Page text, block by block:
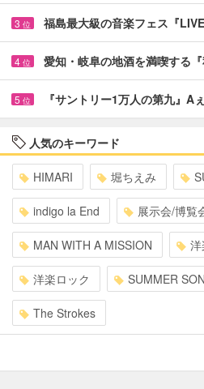
3 位 福島最大級の音楽フェス『
4 位 愛知・岐阜の地酒を満喫する
5 位 『サントリー1万人の第九』
人気のキーワード
HIMARI 堀ちえみ
indigo la End 展示会/博覧
MAN WITH A MISSION
洋楽ロック SUMMER
The Strokes